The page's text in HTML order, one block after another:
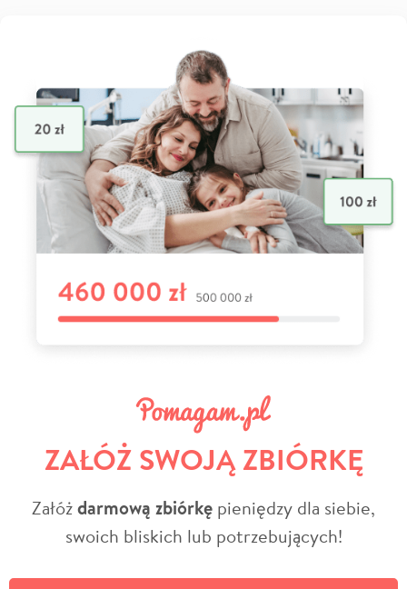
ZAŁÓŻ SWOJĄ ZBIÓRKĘ
Załóżdarmową zbiórkę pieniędzy dla siebie,
swoich bliskich lub potrzebujących!